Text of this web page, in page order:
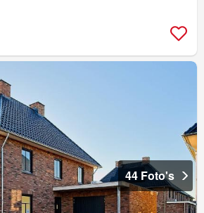
44 Foto's